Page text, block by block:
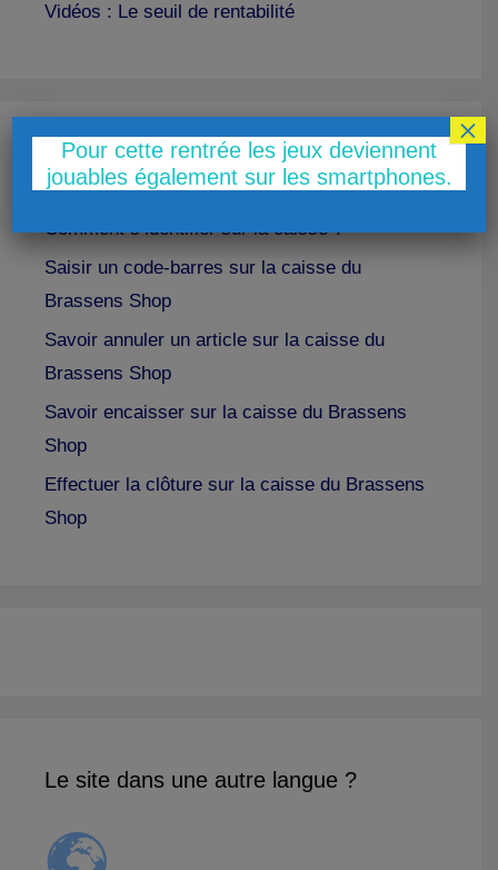
Vidéos : Le seuil de rentabilité
Utiliser le poste caisse
Comment s’identifier sur la caisse ?
Saisir un code-barres sur la caisse du
Brassens Shop
Savoir annuler un article sur la caisse du
Brassens Shop
Savoir encaisser sur la caisse du Brassens
Shop
Effectuer la clôture sur la caisse du Brassens
Shop
Le site dans une autre langue ?
Pour cette rentrée les jeux deviennent
jouables également sur les smartphones.
×